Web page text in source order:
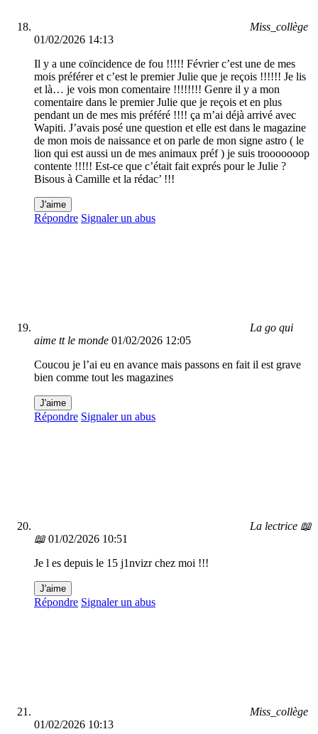
Miss_collège
01/02/2026 14:13
Il y a une coïncidence de fou !!!!! Février c’est une de mes
mois préférer et c’est le premier Julie que je reçois !!!!!! Je lis
et là… je vois mon comentaire !!!!!!!! Genre il y a mon
comentaire dans le premier Julie que je reçois et en plus
pendant un de mes mis préféré !!!! ça m’ai déjà arrivé avec
Wapiti. J’avais posé une question et elle est dans le magazine
de mon mois de naissance et on parle de mon signe astro ( le
lion qui est aussi un de mes animaux préf ) je suis trooooooop
contente !!!!! Est-ce que c’était fait exprés pour le Julie ?
Bisous à Camille et la rédac’ !!!
J'aime
Répondre Signaler un abus
La go qui
aime tt le monde 01/02/2026 12:05
Coucou je l’ai eu en avance mais passons en fait il est grave
bien comme tout les magazines
J'aime
Répondre Signaler un abus
La lectrice 📖
📖 01/02/2026 10:51
Je l es depuis le 15 j1nvizr chez moi !!!
J'aime
Répondre Signaler un abus
Miss_collège
01/02/2026 10:13